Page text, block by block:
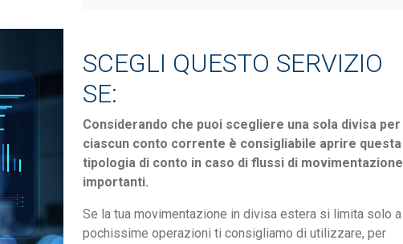
SCEGLI QUESTO SERVIZIO
SE:
Considerando che puoi scegliere una sola divisa per
ciascun conto corrente è consigliabile aprire questa
tipologia di conto in caso di flussi di movimentazione
importanti.
Se la tua movimentazione in divisa estera si limita solo a
pochissime operazioni ti consigliamo di utilizzare, per